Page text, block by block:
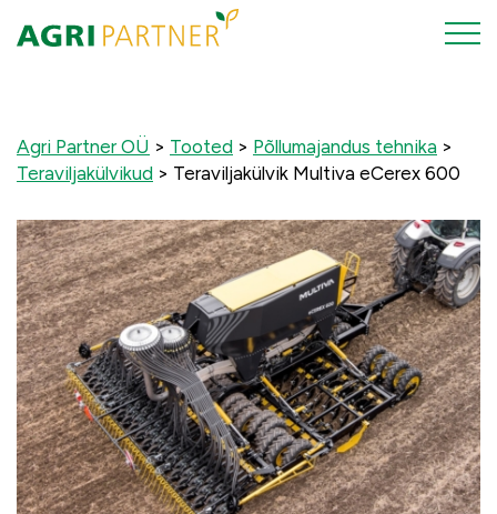
Agri Partner OÜ > Tooted > Põllumajandus tehnika >
Teraviljakülvikud > Teraviljakülvik Multiva eCerex 600